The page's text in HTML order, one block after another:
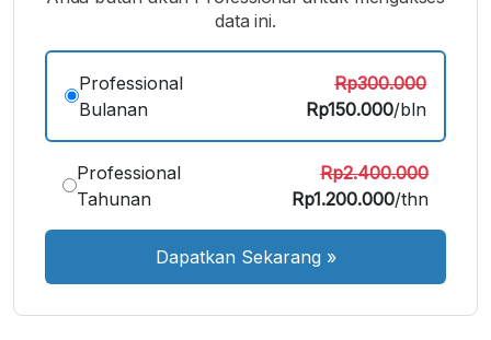
Font
Font
Sedang
Font
Besar
data ini.
Professional
Bulanan
Rp300.000
Rp150.000/bln
Professional
Tahunan
Rp2.400.000
Rp1.200.000/thn
Dapatkan Sekarang »